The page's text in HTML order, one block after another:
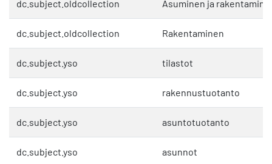
dc.subject.oldcollection Asuminen ja
dc.subject.oldcollection Rakentaminen
dc.subject.yso tilastot
dc.subject.yso rakennustuotanto
dc.subject.yso asuntotuotanto
dc.subject.yso asunnot